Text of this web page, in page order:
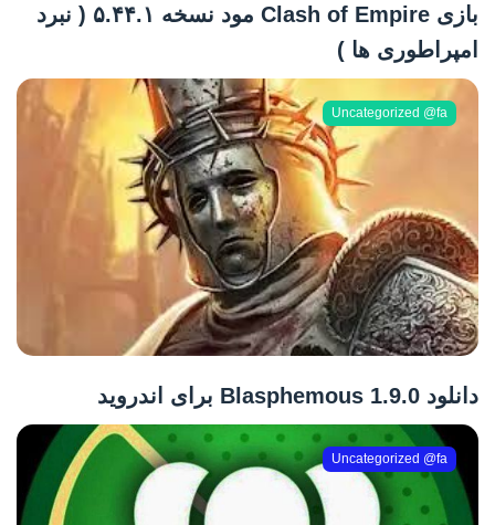
بازی Clash of Empire مود نسخه ۵.۴۴.۱ ( نبرد
امپراطوری ها )
Uncategorized @fa
دانلود Blasphemous 1.9.0 برای اندروید
Uncategorized @fa